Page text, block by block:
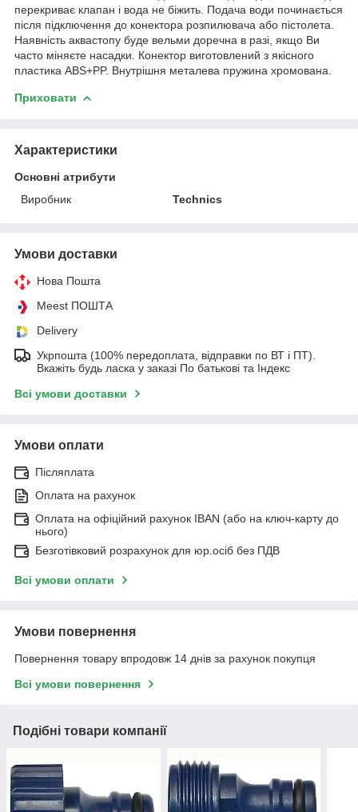
перекриває клапан і вода не біжить. Подача води починається
після підключення до конектора розпилювача або пістолета.
Наявність аквастопу буде вельми доречна в разі, якщо Ви
часто міняєте насадки. Конектор виготовлений з якісного
пластика ABS+PP. Внутрішня металева пружина хромована.
Приховати
Характеристики
Основні атрибути
Виробник
Technics
Умови доставки
Нова Пошта
Meest ПОШТА
Delivery
Укрпошта (100% передоплата, відправки по ВТ і ПТ).
Вкажіть будь ласка у заказі По батькові та Індекс
Всі умови доставки
Умови оплати
Післяплата
Оплата на рахунок
Оплата на офіційний рахунок IBAN (або на ключ-карту до
нього)
Безготівковий розрахунок для юр.осіб без ПДВ
Всі умови оплати
Умови повернення
Повернення товару впродовж 14 днів за рахунок покупця
Всі умови повернення
Подібні товари компанії